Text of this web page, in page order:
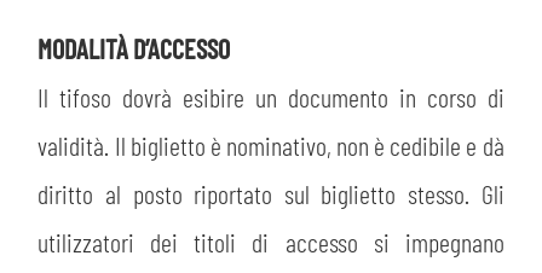
MODALITÀ D’ACCESSO
Il tifoso dovrà esibire un documento in corso di
validità. Il biglietto è nominativo, non è cedibile e dà
diritto al posto riportato sul biglietto stesso. Gli
utilizzatori dei titoli di accesso si impegnano